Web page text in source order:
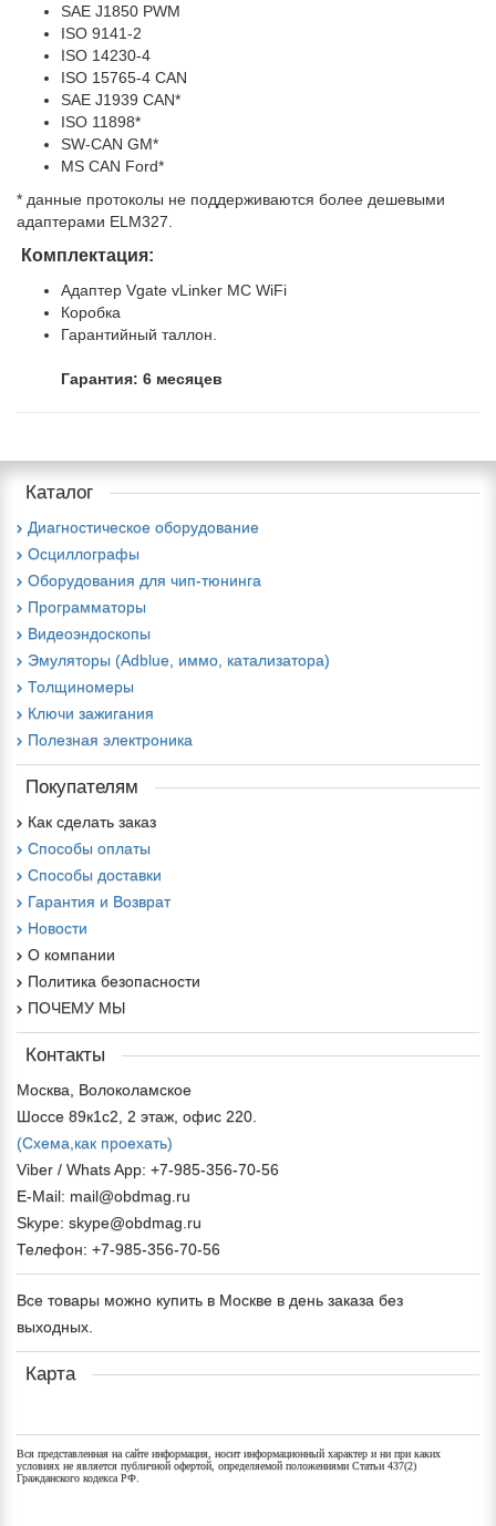
SAE J1850 PWM
ISO 9141-2
ISO 14230-4
ISO 15765-4 CAN
SAE J1939 CAN*
ISO 11898*
SW-CAN GM*
MS CAN Ford*
* данные протоколы не поддерживаются более дешевыми
адаптерами ELM327.
Комплектация:
Адаптер Vgate vLinker MC WiFi
Коробка
Гарантийный таллон.
Гарантия: 6 месяцев
Каталог
Диагностическое оборудование
Осциллографы
Оборудования для чип-тюнинга
Программаторы
Видеоэндоскопы
Эмуляторы (Adblue, иммо, катализатора)
Толщиномеры
Ключи зажигания
Полезная электроника
Покупателям
Как сделать заказ
Способы оплаты
Способы доставки
Гарантия и Возврат
Новости
О компании
Политика безопасности
ПОЧЕМУ МЫ
Контакты
Москва, Волоколамское
Шоссе 89к1с2, 2 этаж, офис 220.
(Схема,как проехать)
Viber / Whats App: +7-985-356-70-56
E-Mail: mail@obdmag.ru
Skype: skype@obdmag.ru
Телефон: +7-985-356-70-56
Все товары можно купить в Москве в день заказа без
выходных.
Карта
Вся представленная на сайте информация, носит информационный характер и ни при каких
условиях не является публичной офертой, определяемой положениями Статьи 437(2)
Гражданского кодекса РФ.